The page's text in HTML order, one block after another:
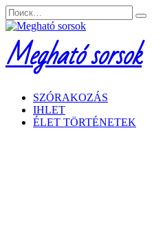
Перейти
к
содержанию
Search
for:
Megható sorsok
SZÓRAKOZÁS
IHLET
ÉLET TÖRTÉNETEK